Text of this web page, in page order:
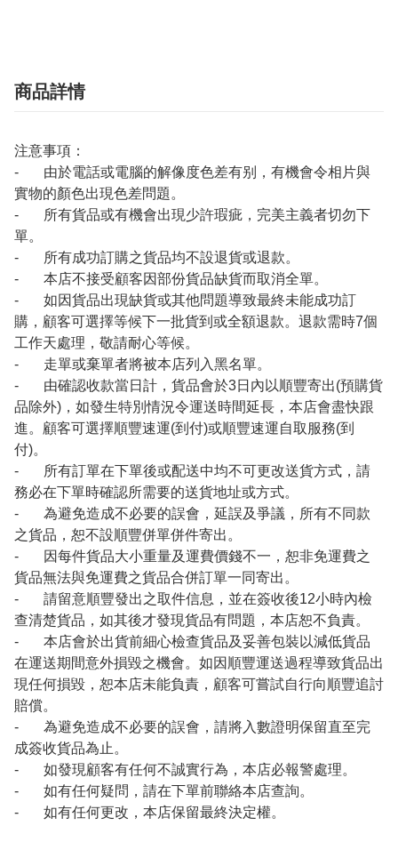
商品詳情
注意事項：
- 由於電話或電腦的解像度色差有别，有機會令相片與
實物的顏色出現色差問題。
- 所有貨品或有機會出現少許瑕疵，完美主義者切勿下
單。
- 所有成功訂購之貨品均不設退貨或退款。
- 本店不接受顧客因部份貨品缺貨而取消全單。
- 如因貨品出現缺貨或其他問題導致最終未能成功訂
購，顧客可選擇等候下一批貨到或全額退款。退款需時7個
工作天處理，敬請耐心等候。
- 走單或棄單者將被本店列入黑名單。
- 由確認收款當日計，貨品會於3日內以順豐寄出(預購貨
品除外)，如發生特別情況令運送時間延長，本店會盡快跟
進。顧客可選擇順豐速運(到付)或順豐速運自取服務(到
付)。
- 所有訂單在下單後或配送中均不可更改送貨方式，請
務必在下單時確認所需要的送貨地址或方式。
- 為避免造成不必要的誤會，延誤及爭議，所有不同款
之貨品，恕不設順豐併單併件寄出。
- 因每件貨品大小重量及運費價錢不一，恕非免運費之
貨品無法與免運費之貨品合併訂單一同寄出。
- 請留意順豐發出之取件信息，並在簽收後12小時內檢
查清楚貨品，如其後才發現貨品有問題，本店恕不負責。
- 本店會於出貨前細心檢查貨品及妥善包裝以減低貨品
在運送期間意外損毀之機會。如因順豐運送過程導致貨品出
現任何損毀，恕本店未能負責，顧客可嘗試自行向順豐追討
賠償。
- 為避免造成不必要的誤會，請將入數證明保留直至完
成簽收貨品為止。
- 如發現顧客有任何不誠實行為，本店必報警處理。
- 如有任何疑問，請在下單前聯絡本店查詢。
- 如有任何更改，本店保留最終決定權。